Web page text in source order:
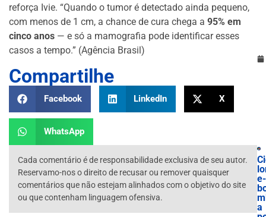
reforça Ivie. “Quando o tumor é detectado ainda pequeno,
com menos de 1 cm, a chance de cura chega a 95% em
cinco anos — e só a mamografia pode identificar esses
casos a tempo.” (Agência Brasil)
Compartilhe
Facebook LinkedIn X
WhatsApp
Cada comentário é de responsabilidade exclusiva de seu autor.
Reservamo-nos o direito de recusar ou remover quaisquer
comentários que não estejam alinhados com o objetivo do site
ou que contenham linguagem ofensiva.
e-
a